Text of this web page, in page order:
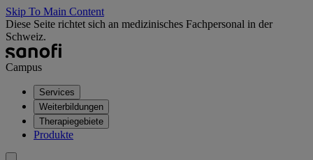
Skip To Main Content
Diese Seite richtet sich an medizinisches Fachpersonal in der
Schweiz.
Campus
Services
Weiterbildungen
Therapiegebiete
Produkte